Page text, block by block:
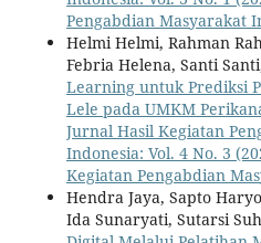
Pengabdian Masyarakat
Helmi Helmi, Rahman
Febria Helena, Santi
Learning untuk Prediksi
Lele pada UMKM
Jurnal Hasil Kegiatan
Indonesia: Vol. 4 No. 3
Kegiatan Pengabdian
Hendra Jaya, Sapto
Ida Sunaryati, Sutarsi